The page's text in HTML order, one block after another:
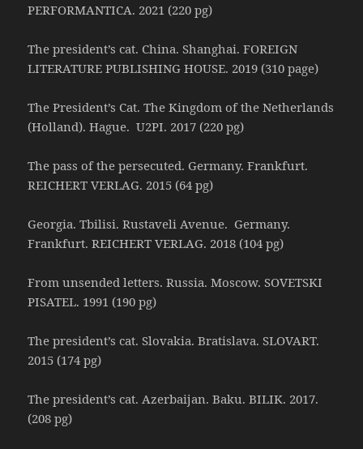
PERFORMANTICA. 2021 (220 pg)
The president’s cat. China. Shanghai. FOREIGN
LITERATURE PUBLISHING HOUSE. 2019 (310 page)
The President’s Cat. The Kingdom of the Netherlands
(Holland). Hague. U2PI. 2017 (220 pg)
The pass of the persecuted. Germany. Frankfurt.
REICHERT VERLAG. 2015 (64 pg)
Georgia. Tbilisi. Rustaveli Avenue. Germany.
Frankfurt. REICHERT VERLAG. 2018 (104 pg)
From unsended letters. Russia. Moscow. SOVETSKI
PISATEL. 1991 (190 pg)
The president’s cat. Slovakia. Bratislava. SLOVART.
2015 (174 pg)
The president’s cat. Azerbaijan. Baku. BILIK. 2017.
(208 pg)